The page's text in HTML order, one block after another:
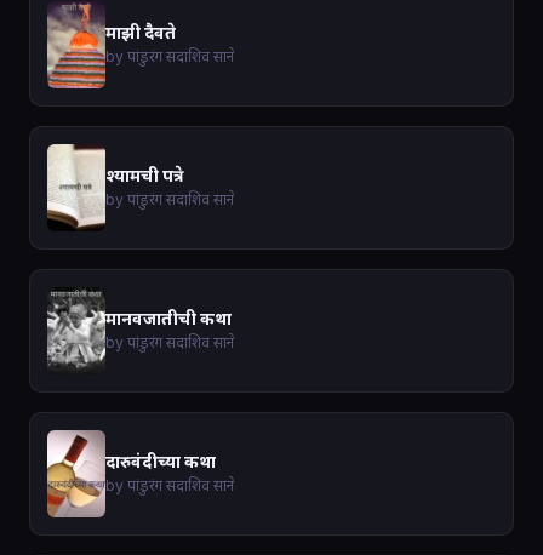
माझी दैवते
by पांडुरंग सदाशिव साने
श्यामची पत्रे
by पांडुरंग सदाशिव साने
मानवजातीची कथा
by पांडुरंग सदाशिव साने
दारुवंदीच्या कथा
by पांडुरंग सदाशिव साने